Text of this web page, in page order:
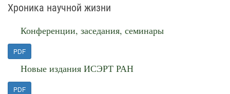
Хроника научной жизни
Конференции, заседания, семинары
PDF
Новые издания ИСЭРТ РАН
PDF